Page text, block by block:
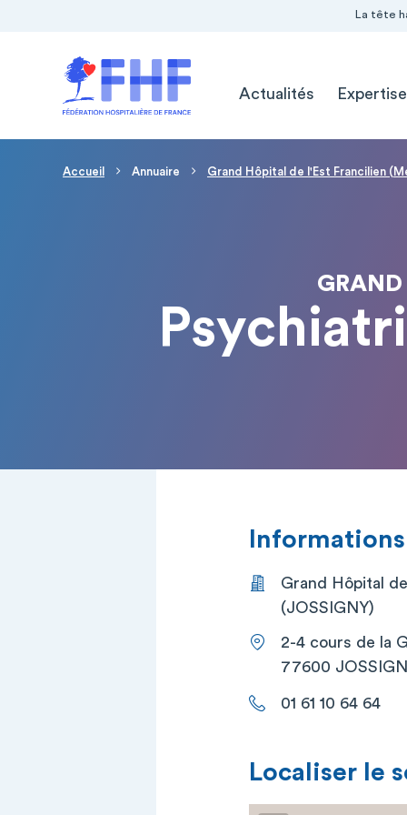
La tête
Actualités
Fil d'Ariane
Accueil Annuaire Grand Hôpital de l'Est Francilien
Grand Hôpital
(JOSSIGNY)
2-4 cours de la
77600
01 61 10 64 64
Localiser le